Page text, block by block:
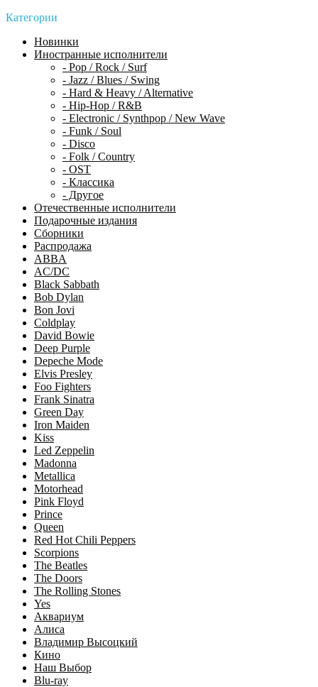
Категории
Новинки
Иностранные исполнители
- Pop / Rock / Surf
- Jazz / Blues / Swing
- Hard & Heavy / Alternative
- Hip-Hop / R&B
- Electronic / Synthpop / New Wave
- Funk / Soul
- Disco
- Folk / Country
- OST
- Классика
- Другое
Отечественные исполнители
Подарочные издания
Сборники
Распродажа
ABBA
AC/DC
Black Sabbath
Bob Dylan
Bon Jovi
Coldplay
David Bowie
Deep Purple
Depeche Mode
Elvis Presley
Foo Fighters
Frank Sinatra
Green Day
Iron Maiden
Kiss
Led Zeppelin
Madonna
Metallica
Motorhead
Pink Floyd
Prince
Queen
Red Hot Chili Peppers
Scorpions
The Beatles
The Doors
The Rolling Stones
Yes
Аквариум
Алиса
Владимир Высоцкий
Кино
Наш Выбор
Blu-ray